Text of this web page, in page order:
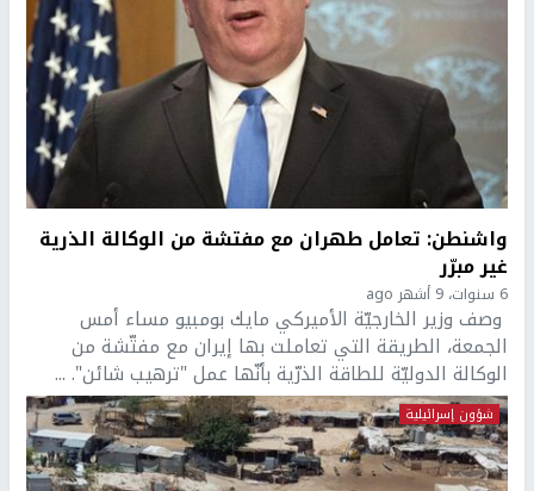
واشنطن: تعامل طهران مع مفتشة من الوكالة الذرية
غير مبرّر
6 سنوات، 9 أشهر ago
وصف وزير الخارجيّة الأميركي مايك بومبيو مساء أمس
الجمعة، الطريقة التي تعاملت بها إيران مع مفتّشة من
الوكالة الدوليّة للطاقة الذرّية بأنّها عمل "ترهيب شائن". ...
شؤون إسرائيلية